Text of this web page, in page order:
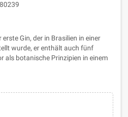
Gin, der in Brasilien in einer
wurde, er enthält auch fünf
als botanische Prinzipien in einem